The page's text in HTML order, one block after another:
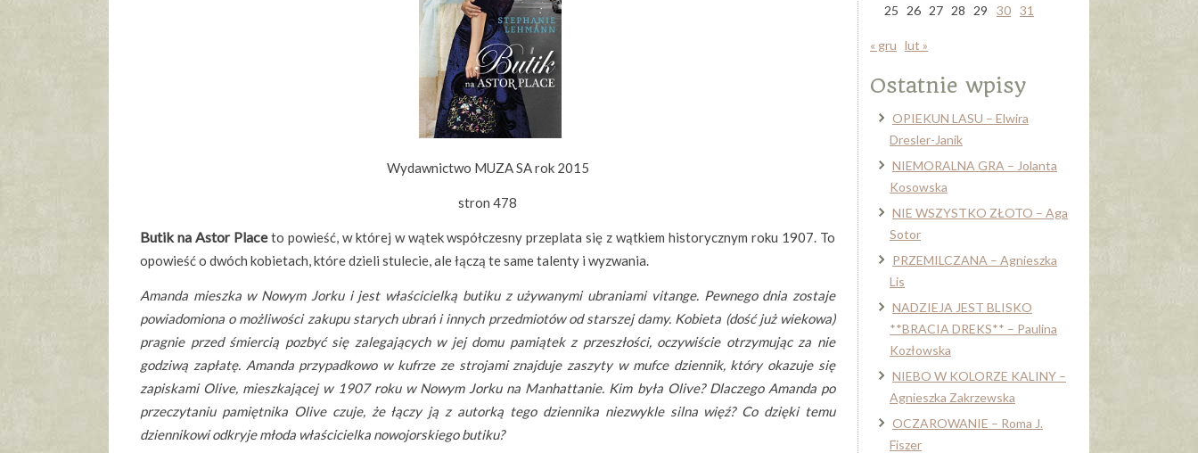
Wydawnictwo MUZA SA rok 2015
stron 478
Butik na Astor Placeto powieść, w której w wątek współczesny przeplata się z wątkiem historycznym roku 1907. To
opowieść o dwóch kobietach, które dzieli stulecie, ale łączą te same talenty i wyzwania.
Amanda mieszka w Nowym Jorku i jest właścicielką butiku z używanymi ubraniami vitange. Pewnego dnia zostaje
powiadomiona o możliwości zakupu starych ubrań i innych przedmiotów od starszej damy. Kobieta (dość już wiekowa)
pragnie przed śmiercią pozbyć się zalegających w jej domu pamiątek z przeszłości, oczywiście otrzymując za nie
godziwą zapłatę. Amanda przypadkowo w kufrze ze strojami znajduje zaszyty w mufce dziennik, który okazuje się
zapiskami Olive, mieszkającej w 1907 roku w Nowym Jorku na Manhattanie. Kim była Olive? Dlaczego Amanda po
przeczytaniu pamiętnika Olive czuje, że łączy ją z autorką tego dziennika niezwykle silna więź? Co dzięki temu
dziennikowi odkryje młoda właścicielka nowojorskiego butiku?
25
26 27 28 29 30 31
« gru lut »
Ostatnie wpisy
OPIEKUN LASU – Elwira
Dresler-Janik
NIEMORALNA GRA – Jolanta
Kosowska
NIE WSZYSTKO ZŁOTO – Aga
Sotor
PRZEMILCZANA – Agnieszka
Lis
NADZIEJA JEST BLISKO
**BRACIA DREKS** – Paulina
Kozłowska
NIEBO W KOLORZE KALINY –
Agnieszka Zakrzewska
OCZAROWANIE – Roma J.
Fiszer